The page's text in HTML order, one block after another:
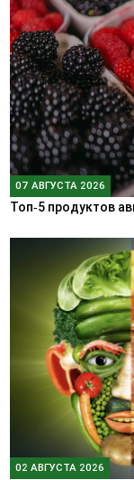
07 АВГУСТА 2026
Топ‑5 продуктов
02 АВГУСТА 2026